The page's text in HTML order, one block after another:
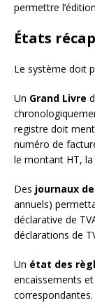
permettre
États
Le système doit
Un Grand Livre
registre doit
numéro de
le montant HT,
Des journaux
annuels)
déclarative de
déclarations de
Un état des
encaissements
correspondantes.